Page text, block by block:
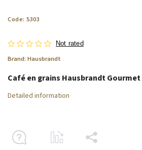
Code: 5303
Not rated
Brand: Hausbrandt
Café en grains Hausbrandt
Detailed information